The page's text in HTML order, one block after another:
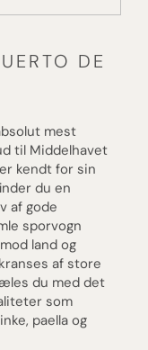
DE
mest
til Middelhavet
kendt for sin
du en
af gode
sporvogn
land og
af store
du med det
som
paella og